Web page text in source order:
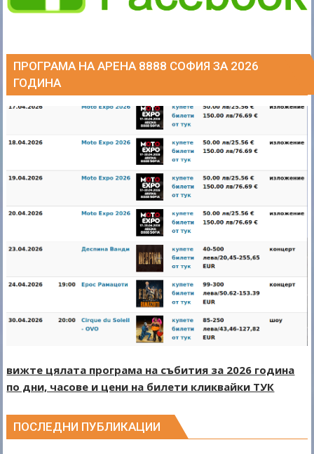
ПРОГРАМА НА АРЕНА 8888 СОФИЯ ЗА 2026
ГОДИНА
вижте цялата програма на събития за 2026 година
по дни, часове и цени на билети кликвайки ТУК
ПОСЛЕДНИ ПУБЛИКАЦИИ